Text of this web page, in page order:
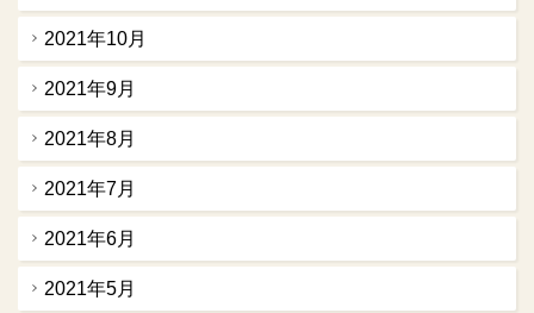
2021年10月
2021年9月
2021年8月
2021年7月
2021年6月
2021年5月